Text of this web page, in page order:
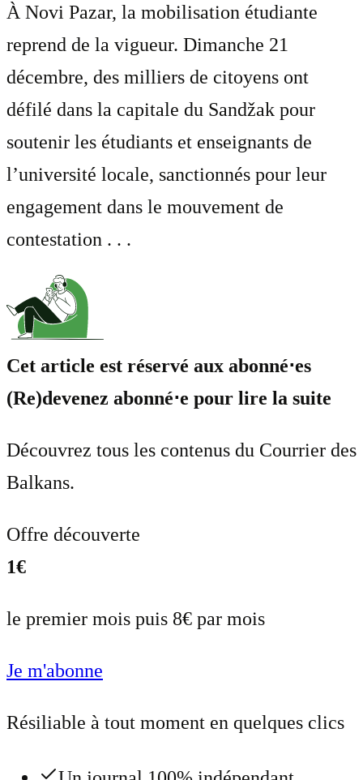
À Novi Pazar, la mobilisation étudiante
reprend de la vigueur. Dimanche 21
décembre, des milliers de citoyens ont
défilé dans la capitale du Sandžak pour
soutenir les étudiants et enseignants de
l’université locale, sanctionnés pour leur
engagement dans le mouvement de
contestation . . .
Cet article est réservé aux abonné⋅es
(Re)devenez abonné⋅e pour lire la suite
Découvrez tous les contenus du Courrier des
Balkans.
Offre découverte
1€
le premier mois puis 8€ par mois
Je m'abonne
Résiliable à tout moment en quelques clics